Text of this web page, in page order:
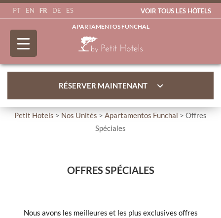
PT EN FR DE ES VOIR TOUS LES HÔTELS
APARTAMENTOS FUNCHAL
RÉSERVER MAINTENANT
Petit Hotels > Nos Unités > Apartamentos Funchal > Offres
Spéciales
OFFRES SPÉCIALES
Nous avons les meilleures et les plus exclusives offres